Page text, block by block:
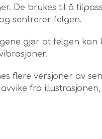
De brukes til å
sentrerer felgen.
gjør at felgen kan
flere versjoner av
fra